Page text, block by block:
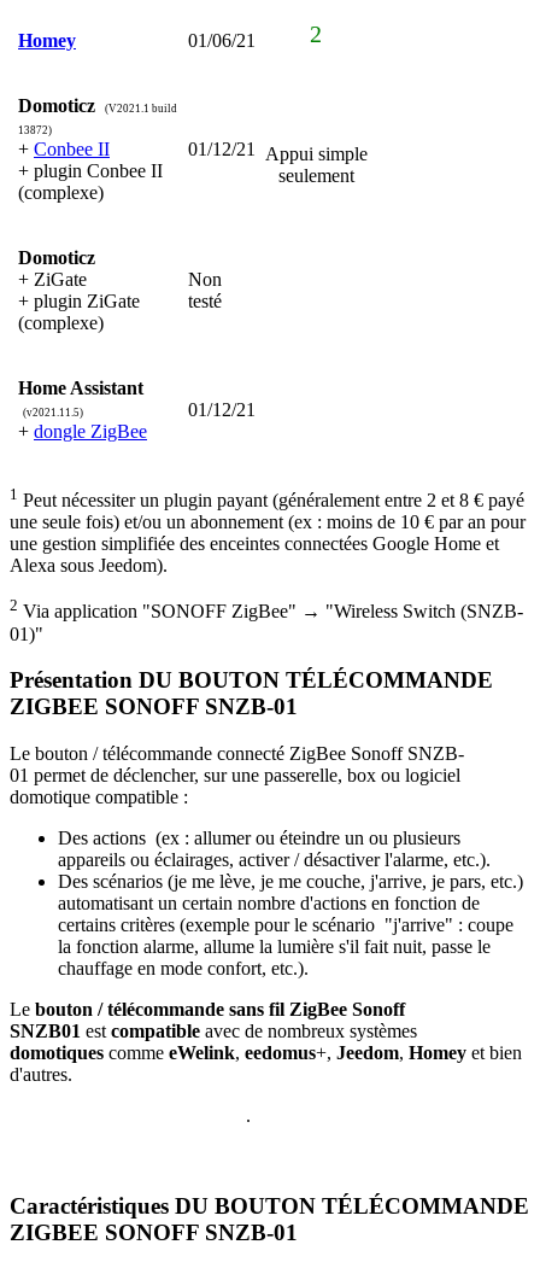
Homey 01/06/21 2
Domoticz
(V2021.1 build
13872)
+ Conbee II
+ plugin Conbee II
(complexe)
01/12/21
Appui simple
seulement
Domoticz
+ ZiGate
+ plugin ZiGate
(complexe)
Non
testé
Home Assistant
(v2021.11.5)
+ dongle ZigBee
01/12/21
1 Peut nécessiter un plugin payant (généralement entre 2 et 8 € payé
une seule fois) et/ou un abonnement (ex : moins de 10 € par an pour
une gestion simplifiée des enceintes connectées Google Home et
Alexa sous Jeedom).
2 Via application "SONOFF ZigBee" → "Wireless Switch (SNZB-
01)"
Présentation DU BOUTON TÉLÉCOMMANDE
ZIGBEE SONOFF SNZB-01
Le bouton / télécommande connecté ZigBee Sonoff SNZB-
01 permet de déclencher, sur une passerelle, box ou logiciel
domotique compatible :
Des actions (ex : allumer ou éteindre un ou plusieurs
appareils ou éclairages, activer / désactiver l'alarme, etc.).
Des scénarios (je me lève, je me couche, j'arrive, je pars, etc.)
automatisant un certain nombre d'actions en fonction de
certains critères (exemple pour le scénario "j'arrive" : coupe
la fonction alarme, allume la lumière s'il fait nuit, passe le
chauffage en mode confort, etc.).
Le bouton / télécommande sans fil ZigBee Sonoff
SNZB01 est compatible avec de nombreux systèmes
domotiques comme eWelink, eedomus+, Jeedom, Homey et bien
d'autres.
.
Caractéristiques DU BOUTON TÉLÉCOMMANDE
ZIGBEE SONOFF SNZB-01